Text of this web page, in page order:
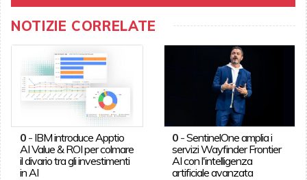
NOTIZIE CORRELATE
0- IBM introduce Apptio
AI Value & ROI per colmare
il divario tra gli investimenti
in AI
0 -SentinelOne amplia i
servizi Wayfinder Frontier
AI con l'intelligenza
artificiale avanzata